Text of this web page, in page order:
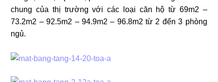
chung của thị trường với các loại căn hộ từ 69m2 –
73.2m2 – 92.5m2 – 94.9m2 – 96.8m2 từ 2 đến 3 phòng
ngủ.